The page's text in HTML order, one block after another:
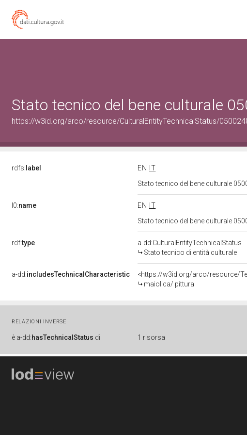
Stato tecnico del bene culturale
https://w3id.org/arco/resource/CulturalEntityTechnicalStatus/
rdfs: label EN
IT
Stato tecnico del bene culturale
l0:name EN
IT
Stato tecnico del bene culturale
rdf:type
a-dd:CulturalEntityTechnicalStatus
Stato tecnico di entità culturale
a-dd:includesTechnicalCharacteristic
<https://w3id.org/arco/resource/
maiolica/ pittura
RELAZIONI INVERSE
è a-dd:hasTechnicalStatus di 1 risorsa